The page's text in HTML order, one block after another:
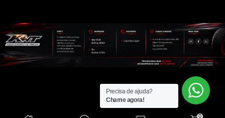
0
Precisa de ajuda?
Chame agora!